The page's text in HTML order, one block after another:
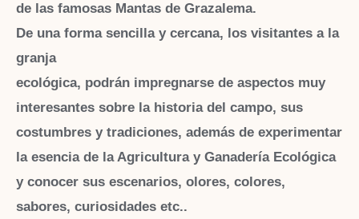
de las famosas Mantas de Grazalema.
De una forma sencilla y cercana, los visitantes a la
granja
ecológica, podrán impregnarse de aspectos muy
interesantes sobre la historia del campo, sus
costumbres y tradiciones, además de experimentar
la esencia de la Agricultura y Ganadería Ecológica
y conocer sus escenarios, olores, colores,
sabores, curiosidades etc..